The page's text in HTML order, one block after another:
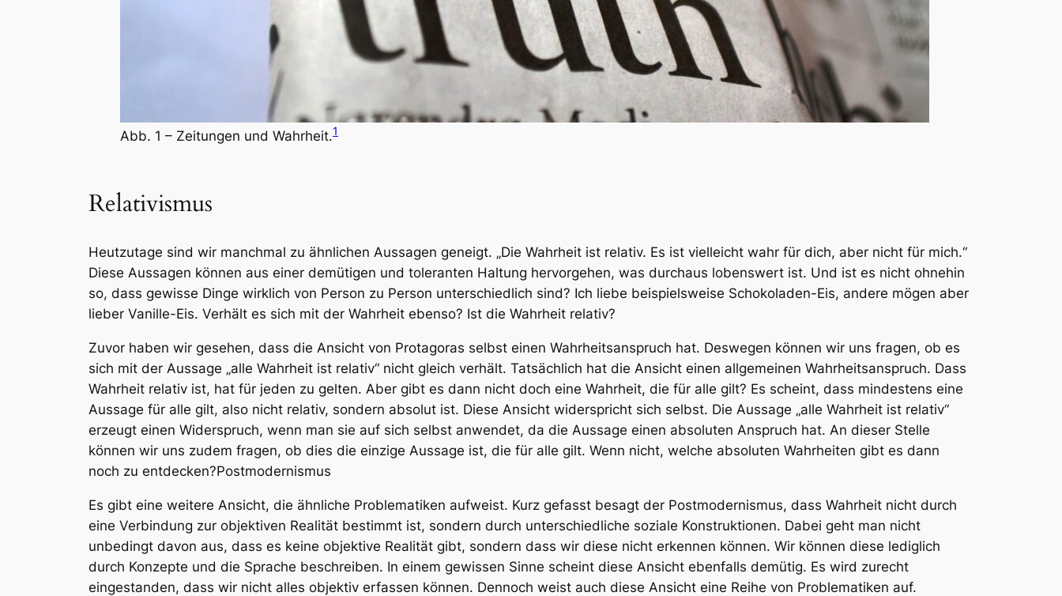
Abb. 1 – Zeitungen und Wahrheit.1
Relativismus
Heutzutage sind wir manchmal zu ähnlichen Aussagen geneigt. „Die Wahrheit ist relativ. Es ist vielleicht wahr für dich, aber nicht für mich.“
Diese Aussagen können aus einer demütigen und toleranten Haltung hervorgehen, was durchaus lobenswert ist. Und ist es nicht ohnehin
so, dass gewisse Dinge wirklich von Person zu Person unterschiedlich sind? Ich liebe beispielsweise Schokoladen-Eis, andere mögen aber
lieber Vanille-Eis. Verhält es sich mit der Wahrheit ebenso? Ist die Wahrheit relativ?
Zuvor haben wir gesehen, dass die Ansicht von Protagoras selbst einen Wahrheitsanspruch hat. Deswegen können wir uns fragen, ob es
sich mit der Aussage „alle Wahrheit ist relativ“ nicht gleich verhält. Tatsächlich hat die Ansicht einen allgemeinen Wahrheitsanspruch. Dass
Wahrheit relativ ist, hat für jeden zu gelten. Aber gibt es dann nicht doch eine Wahrheit, die für alle gilt? Es scheint, dass mindestens eine
Aussage für alle gilt, also nicht relativ, sondern absolut ist. Diese Ansicht widerspricht sich selbst. Die Aussage „alle Wahrheit ist relativ“
erzeugt einen Widerspruch, wenn man sie auf sich selbst anwendet, da die Aussage einen absoluten Anspruch hat. An dieser Stelle
können wir uns zudem fragen, ob dies die einzige Aussage ist, die für alle gilt. Wenn nicht, welche absoluten Wahrheiten gibt es dann
noch zu entdecken?Postmodernismus
Es gibt eine weitere Ansicht, die ähnliche Problematiken aufweist. Kurz gefasst besagt der Postmodernismus, dass Wahrheit nicht durch
eine Verbindung zur objektiven Realität bestimmt ist, sondern durch unterschiedliche soziale Konstruktionen. Dabei geht man nicht
unbedingt davon aus, dass es keine objektive Realität gibt, sondern dass wir diese nicht erkennen können. Wir können diese lediglich
durch Konzepte und die Sprache beschreiben. In einem gewissen Sinne scheint diese Ansicht ebenfalls demütig. Es wird zurecht
eingestanden, dass wir nicht alles objektiv erfassen können. Dennoch weist auch diese Ansicht eine Reihe von Problematiken auf.